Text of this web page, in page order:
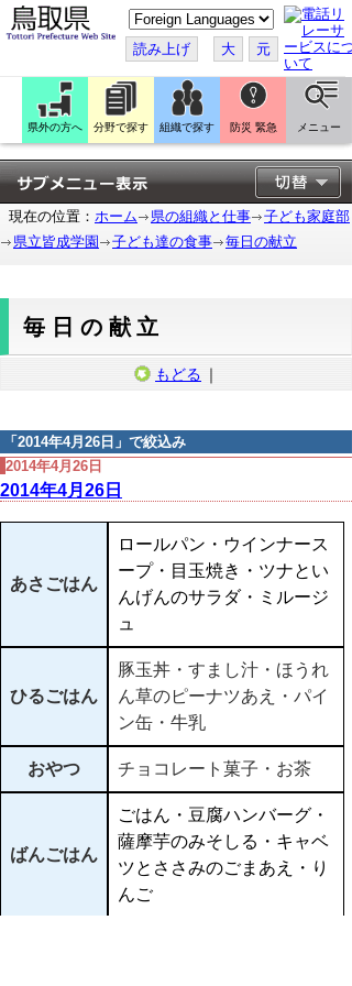
こ
の
ペ
ー
ジ
翻
訳
す
る
読み上げ 大 元
県外の方へ 分野で探す 組織で探す 防災 緊急 メニュー
現在の位置： ホーム 県の組織と仕事
子ども家庭部
県立皆成学園
子ども達の食事 毎日の献立
毎日の献立
もどる ｜
「 2014年4月26日 」で絞込み
2014年4月26日
2014年4月26日
あさごはん
ロールパン・ウインナース
ープ・目玉焼き・ツナとい
んげんのサラダ・ミルージ
ュ
ひるごはん
豚玉丼・すまし汁・ほうれ
ん草のピーナツあえ・パイ
ン缶・牛乳
おやつ チョコレート菓子・お茶
ばんごはん
ごはん・豆腐ハンバーグ・
薩摩芋のみそしる・キャベ
ツとささみのごまあえ・り
んご